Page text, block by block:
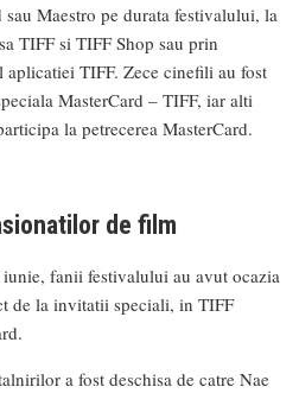
Maestro pe durata festivalului, la
TIFF si TIFF Shop sau prin
aplicatiei TIFF. Zece cinefili au fost
MasterCard – TIFF, iar alti
la petrecerea MasterCard.
de film
fanii festivalului au avut ocazia
de la invitatii speciali, in TIFF
a fost deschisa de catre Nae